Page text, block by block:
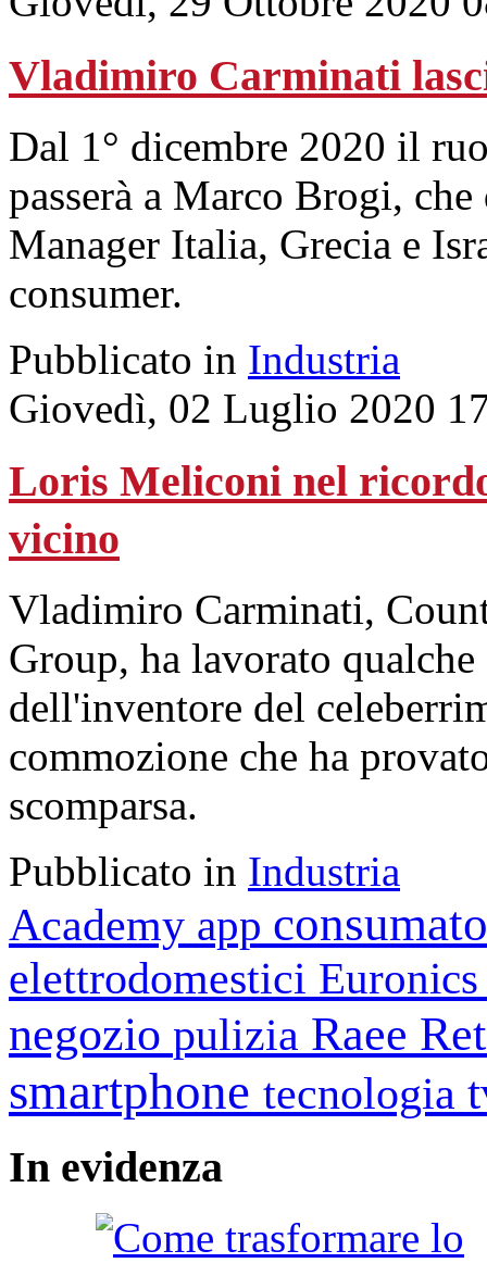
Vladimiro Carminati
Dal 1° dicembre 2020 il
passerà a Marco Brogi,
Manager Italia, Grecia e
consumer.
Pubblicato in Industria
Giovedì, 02 Luglio 2020
Loris Meliconi nel
vicino
Vladimiro Carminati,
Group, ha lavorato
dell'inventore del
commozione che ha
scomparsa.
Pubblicato in Industria
Academy app
elettrodomestici
negozio pulizia Raee
smartphone tecnologia
In evidenza